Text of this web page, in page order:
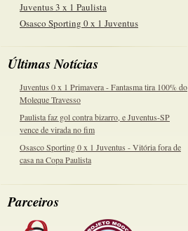
Juventus 3 x 1 Paulista
Osasco Sporting 0 x 1 Juventus
Últimas Notícias
Juventus 0 x 1 Primavera - Fantasma tira 100% do
Moleque Travesso
Paulista faz gol contra bizarro, e Juventus-SP
vence de virada no fim
Osasco Sporting 0 x 1 Juventus - Vitória fora de
casa na Copa Paulista
Parceiros